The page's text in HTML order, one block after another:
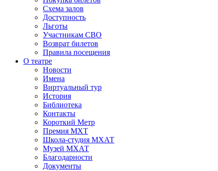
Схема залов
Доступность
Льготы
Участникам СВО
Возврат билетов
Правила посещения
О театре
Новости
Имена
Виртуальный тур
История
Библиотека
Контакты
Короткий Метр
Премия МХТ
Школа-студия МХАТ
Музей МХАТ
Благодарности
Документы